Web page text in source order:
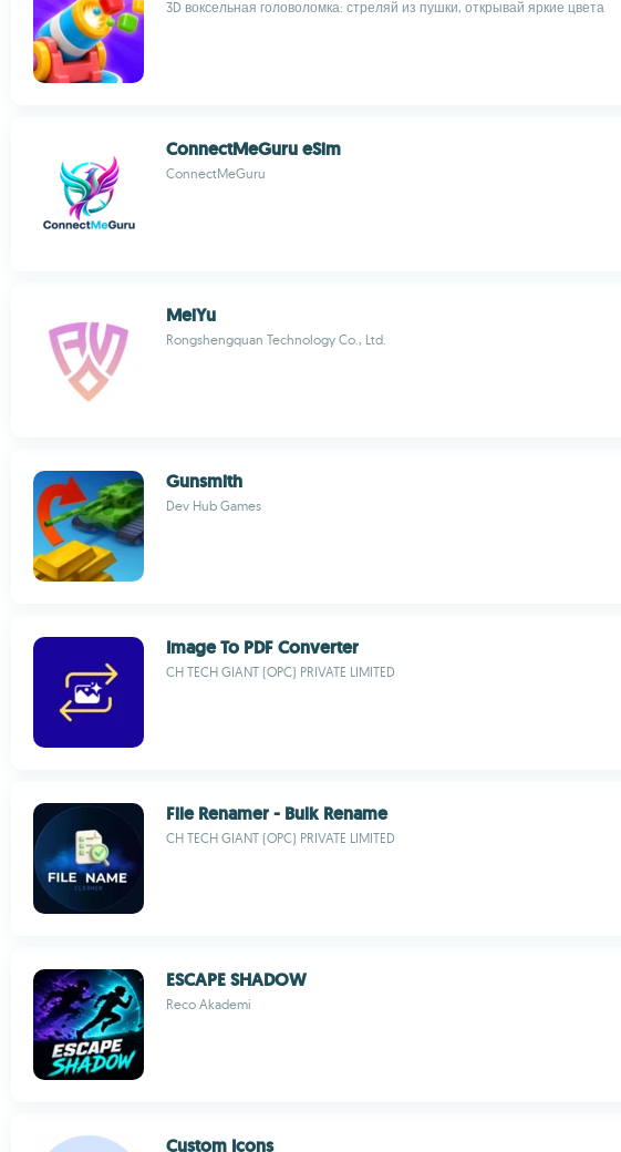
3D воксельная головоломка: стреляй из пушки, открывай яркие цвета
ConnectMeGuru eSim
ConnectMeGuru
MeiYu
Rongshengquan Technology Co., Ltd.
Gunsmith
Dev Hub Games
Image To PDF Converter
CH TECH GIANT (OPC) PRIVATE LIMITED
File Renamer - Bulk Rename
CH TECH GIANT (OPC) PRIVATE LIMITED
ESCAPE SHADOW
Reco Akademi
Custom Icons